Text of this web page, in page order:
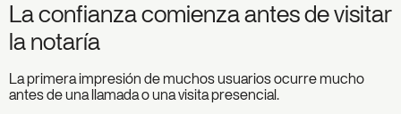
La confianza comienza antes de visitar
la notaría
La primera impresión de muchos usuarios ocurre mucho
antes de una llamada o una visita presencial.